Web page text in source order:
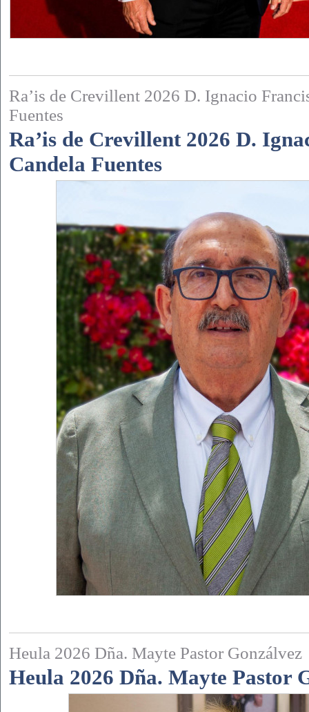
Ra’is de Crevillent 2026 D. Ignacio
Fuentes
Ra’is de Crevillent 2026 D.
Candela Fuentes
Heula 2026 Dña. Mayte Pastor Gonzálvez
Heula 2026 Dña. Mayte Pastor